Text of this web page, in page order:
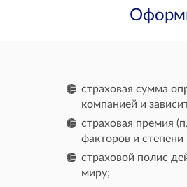
страховая сумма
компанией и
страховая премия
факторов и степени
страховой полис
миру;